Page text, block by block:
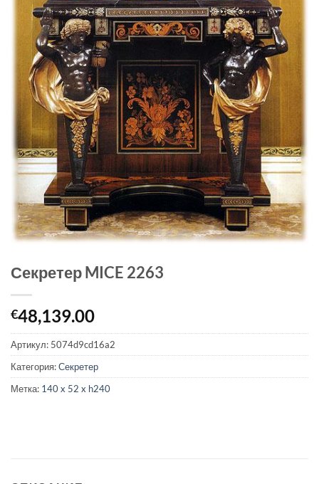
Секретер MICE 2263
€48,139.00
Артикул: 5074d9cd16a2
Категория:Секретер
Метка: 140 x 52 x h240